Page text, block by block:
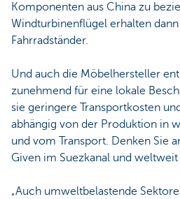
Komponenten aus China zu
Windturbinenflügel erhalten
Fahrradständer.
Und auch die Möbelhersteller
zunehmend für eine lokale
sie geringere Transportkosten
abhängig von der Produktion in
und vom Transport. Denken Sie
Given im Suezkanal und
„Auch umweltbelastende